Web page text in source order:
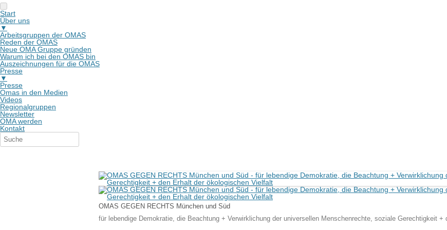
Start
Über uns
▼
Arbeitsgruppen der OMAS
Reden der OMAS
Neue OMA Gruppe gründen
Warum ich bei den OMAS bin
Auszeichnungen für die OMAS
Presse
▼
Presse
Omas in den Medien
Videos
Regionalgruppen
Newsletter
OMA werden
Kontakt
OMAS GEGEN RECHTS München und Süd
für lebendige Demokratie, die Beachtung + Verwirklichung der universellen Menschenrechte, soziale Gerechtigkeit